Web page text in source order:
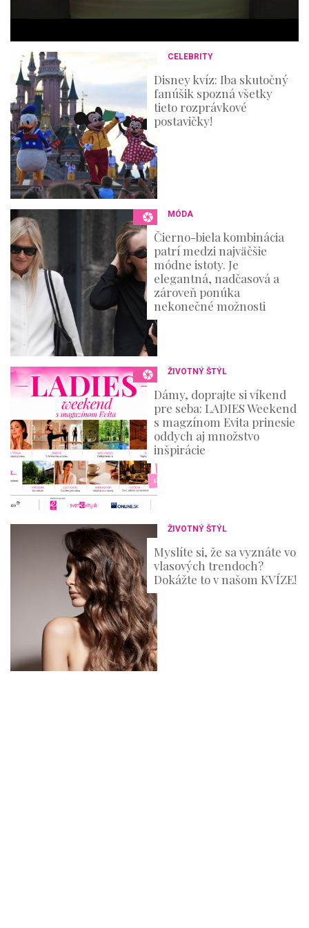
e
o
n
d
s
CELEBRITY
Disney kvíz: Iba skutočný
fanúšik spozná všetky
tieto rozprávkové
postavičky!
MÓDA
Čierno-biela kombinácia
patrí medzi najväčšie
módne istoty. Je
elegantná, nadčasová a
zároveň ponúka
nekonečné možnosti
ŽIVOTNÝ ŠTÝL
Dámy, doprajte si víkend
pre seba: LADIES Weekend
s magzínom Evita prinesie
oddych aj množstvo
inšpirácie
ŽIVOTNÝ ŠTÝL
Myslíte si, že sa vyznáte vo
vlasových trendoch?
Dokážte to v našom KVÍZE!